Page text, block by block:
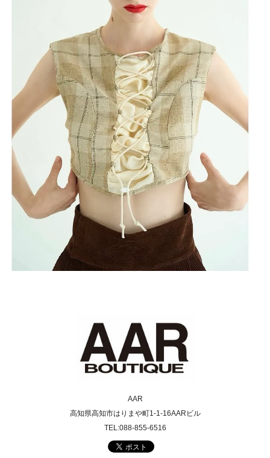
AAR
高知県高知市はりまや町1-1-16AARビル
TEL:088-855-6516